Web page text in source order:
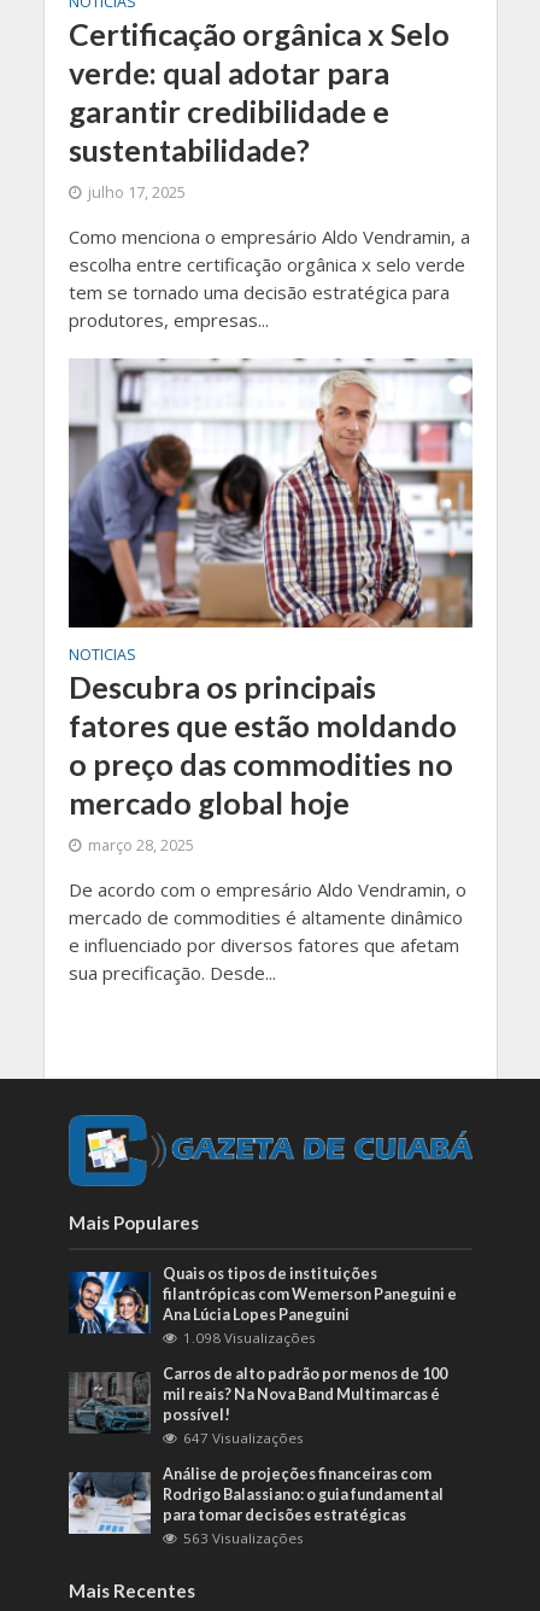
Certificação orgânica x Selo
verde: qual adotar para
garantir credibilidade e
sustentabilidade?
julho 17, 2025
Como menciona o empresário Aldo Vendramin, a
escolha entre certificação orgânica x selo verde
tem se tornado uma decisão estratégica para
produtores, empresas...
NOTICIAS
Descubra os principais
fatores que estão moldando
o preço das commodities no
mercado global hoje
março 28, 2025
De acordo com o empresário Aldo Vendramin, o
mercado de commodities é altamente dinâmico
e influenciado por diversos fatores que afetam
sua precificação. Desde...
Mais Populares
Quais os tipos de instituições
filantrópicas com Wemerson Paneguini e
Ana Lúcia Lopes Paneguini
1.098 Visualizações
Carros de alto padrão por menos de 100
mil reais? Na Nova Band Multimarcas é
possível!
647 Visualizações
Análise de projeções financeiras com
Rodrigo Balassiano: o guia fundamental
para tomar decisões estratégicas
563 Visualizações
Mais Recentes